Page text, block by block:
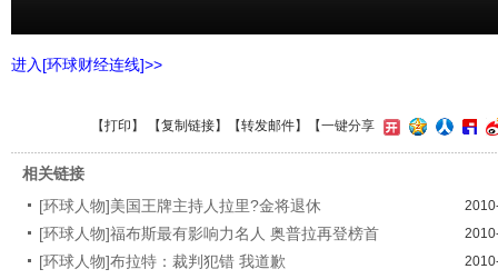
进入[环球财经连线]>>
【打印 】 【复制链接】【转发邮件】【一键分享
相关链接
[环球人物]美国王牌主持人拉里?金将退休
[环球人物]福布斯最有影响力名人 奥普拉再登榜首
[环球人物]布拉特：裁判犯错 我道歉